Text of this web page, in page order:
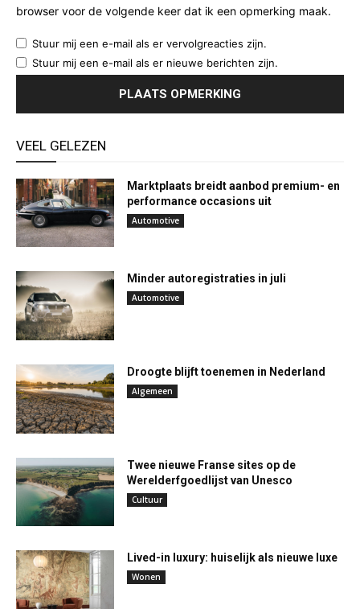
browser voor de volgende keer dat ik een opmerking maak.
Stuur mij een e-mail als er vervolgreacties zijn.
Stuur mij een e-mail als er nieuwe berichten zijn.
VEEL GELEZEN
Marktplaats breidt aanbod premium- en
performance occasions uit
Automotive
Minder autoregistraties in juli
Automotive
Droogte blijft toenemen in Nederland
Algemeen
Twee nieuwe Franse sites op de
Werelderfgoedlijst van Unesco
Cultuur
Lived-in luxury: huiselijk als nieuwe luxe
Wonen